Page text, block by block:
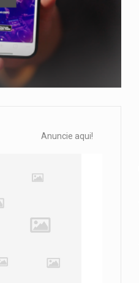
Anuncie aqui!